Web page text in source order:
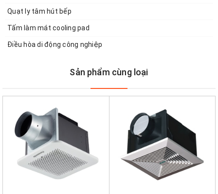
Quạt ly tâm hút bếp
Tấm làm mát cooling pad
Điều hòa di động công nghiệp
Sản phẩm cùng loại